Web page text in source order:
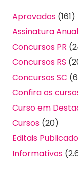
Aprovados (161)
Assinatura Anual
Concursos PR
Concursos RS
Concursos SC
Confira os
Curso em
Cursos (20)
Editais
Informativos